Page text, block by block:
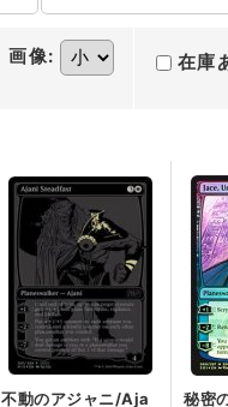
画像: 在庫
不動のアジャニ/Aja
秘密